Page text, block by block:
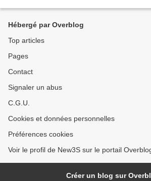
Hébergé par Overblog
Top articles
Pages
Contact
Signaler un abus
C.G.U.
Cookies et données personnelles
Préférences cookies
Voir le profil de New3S sur le portail
Créer un blog sur